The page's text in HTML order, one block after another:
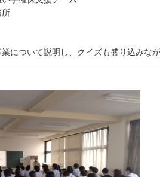
ついて説明し、クイズも盛り込みなが